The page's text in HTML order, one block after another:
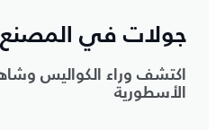
جولات في المصنع
اكتشف وراء الكواليس وشاهد
الأسطورية